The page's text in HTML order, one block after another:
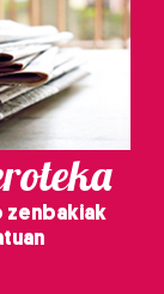
zenbakiak